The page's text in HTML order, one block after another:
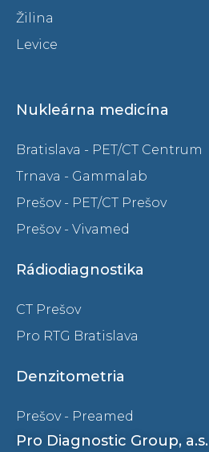
Žilina
Levice
Nukleárna medicína
Bratislava - PET/CT Centrum
Trnava - Gammalab
Prešov - PET/CT Prešov
Prešov - Vivamed
Rádiodiagnostika
CT Prešov
Pro RTG Bratislava
Denzitometria
Prešov - Preamed
Pro Diagnostic Group, a.s.